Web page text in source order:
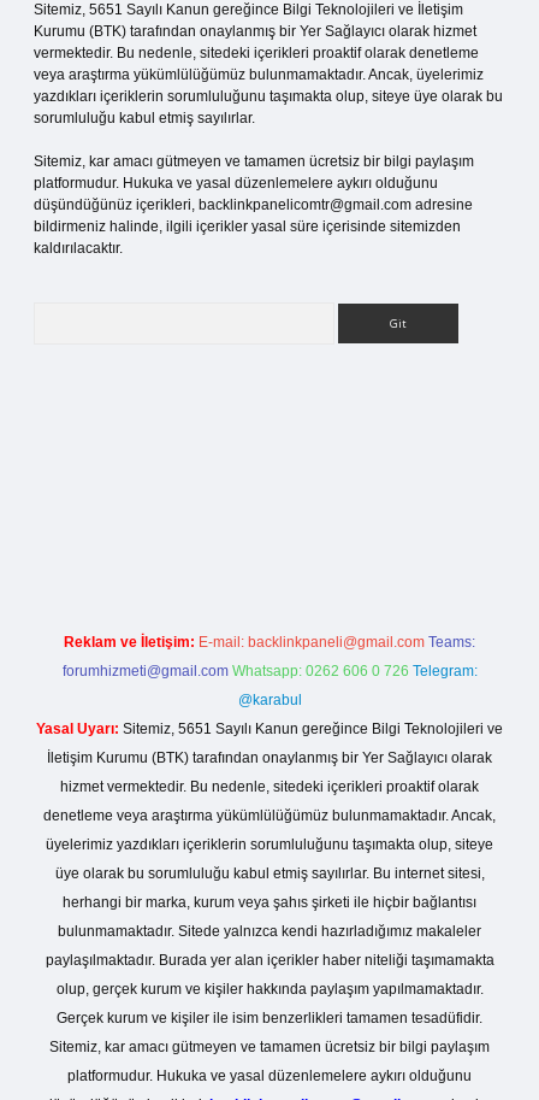
Sitemiz, 5651 Sayılı Kanun gereğince Bilgi Teknolojileri ve İletişim
Kurumu (BTK) tarafından onaylanmış bir Yer Sağlayıcı olarak hizmet
vermektedir. Bu nedenle, sitedeki içerikleri proaktif olarak denetleme
veya araştırma yükümlülüğümüz bulunmamaktadır. Ancak, üyelerimiz
yazdıkları içeriklerin sorumluluğunu taşımakta olup, siteye üye olarak bu
sorumluluğu kabul etmiş sayılırlar.
Sitemiz, kar amacı gütmeyen ve tamamen ücretsiz bir bilgi paylaşım
platformudur. Hukuka ve yasal düzenlemelere aykırı olduğunu
düşündüğünüz içerikleri, backlinkpanelicomtr@gmail.com adresine
bildirmeniz halinde, ilgili içerikler yasal süre içerisinde sitemizden
kaldırılacaktır.
Reklam ve İletişim: E-mail: backlinkpaneli@gmail.com Teams:
forumhizmeti@gmail.com Whatsapp: 0262 606 0 726 Telegram:
@karabul
Yasal Uyarı: Sitemiz, 5651 Sayılı Kanun gereğince Bilgi Teknolojileri ve
İletişim Kurumu (BTK) tarafından onaylanmış bir Yer Sağlayıcı olarak
hizmet vermektedir. Bu nedenle, sitedeki içerikleri proaktif olarak
denetleme veya araştırma yükümlülüğümüz bulunmamaktadır. Ancak,
üyelerimiz yazdıkları içeriklerin sorumluluğunu taşımakta olup, siteye
üye olarak bu sorumluluğu kabul etmiş sayılırlar. Bu internet sitesi,
herhangi bir marka, kurum veya şahıs şirketi ile hiçbir bağlantısı
bulunmamaktadır. Sitede yalnızca kendi hazırladığımız makaleler
paylaşılmaktadır. Burada yer alan içerikler haber niteliği taşımamakta
olup, gerçek kurum ve kişiler hakkında paylaşım yapılmamaktadır.
Gerçek kurum ve kişiler ile isim benzerlikleri tamamen tesadüfidir.
Sitemiz, kar amacı gütmeyen ve tamamen ücretsiz bir bilgi paylaşım
platformudur. Hukuka ve yasal düzenlemelere aykırı olduğunu